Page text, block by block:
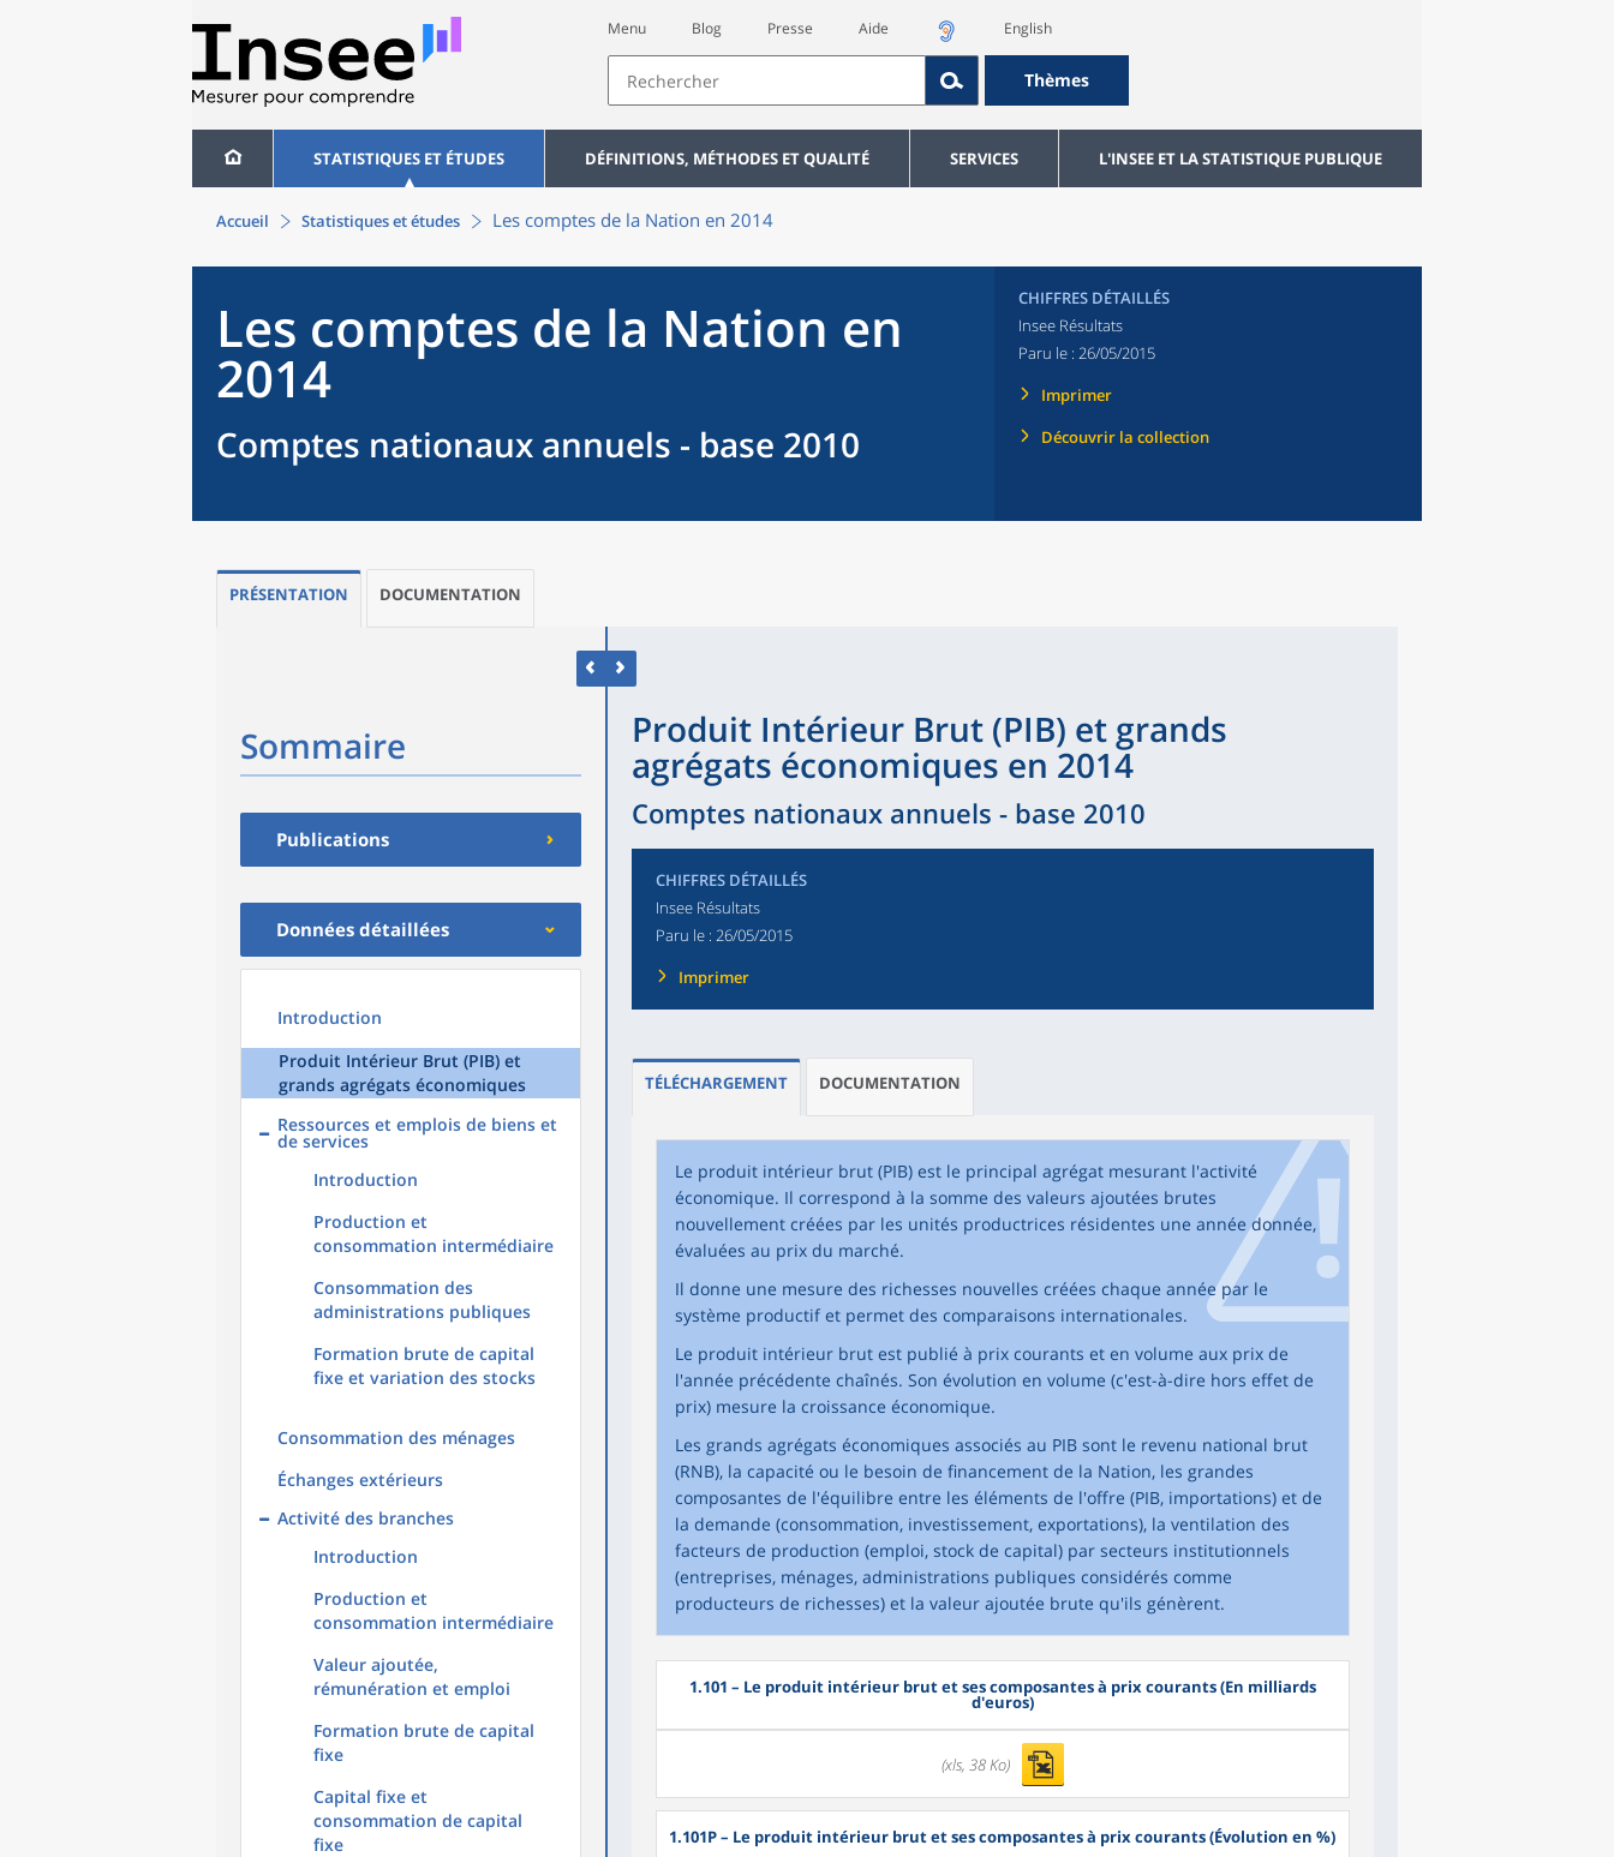
Menu Blog Presse Aide English
Thèmes
STATISTIQUES ET ÉTUDES DÉFINITIONS, MÉTHODES ET QUALITÉ SERVICES L'INSEE ET LA STATISTIQUE PUBLIQUE
Accueil Statistiques et études Les comptes de la Nation en 2014
Les comptes de la Nation en
2014
Comptes nationaux annuels - base 2010
CHIFFRES DÉTAILLÉS
Insee Résultats
Paru le : 26/05/2015
Imprimer
Découvrir la collection
PRÉSENTATION DOCUMENTATION
Sommaire
Publications
Données détaillées
Introduction
Produit Intérieur Brut (PIB) et
grands agrégats économiques
Ressources et emplois de biens et
de services
Introduction
Production et
consommation intermédiaire
Consommation des
administrations publiques
Formation brute de capital
fixe et variation des stocks
Consommation des ménages
Échanges extérieurs
Activité des branches
Introduction
Production et
consommation intermédiaire
Valeur ajoutée,
rémunération et emploi
Formation brute de capital
fixe
Capital fixe et
consommation de capital
fixe
Produit Intérieur Brut (PIB) et grands
agrégats économiques en 2014
Comptes nationaux annuels - base 2010
CHIFFRES DÉTAILLÉS
Insee Résultats
Paru le : 26/05/2015
Imprimer
TÉLÉCHARGEMENT DOCUMENTATION
Le produit intérieur brut (PIB) est le principal agrégat mesurant l'activité
économique. Il correspond à la somme des valeurs ajoutées brutes
nouvellement créées par les unités productrices résidentes une année donnée,
évaluées au prix du marché.
Il donne une mesure des richesses nouvelles créées chaque année par le
système productif et permet des comparaisons internationales.
Le produit intérieur brut est publié à prix courants et en volume aux prix de
l'année précédente chaînés. Son évolution en volume (c'est-à-dire hors effet de
prix) mesure la croissance économique.
Les grands agrégats économiques associés au PIB sont le revenu national brut
(RNB), la capacité ou le besoin de financement de la Nation, les grandes
composantes de l'équilibre entre les éléments de l'offre (PIB, importations) et de
la demande (consommation, investissement, exportations), la ventilation des
facteurs de production (emploi, stock de capital) par secteurs institutionnels
(entreprises, ménages, administrations publiques considérés comme
producteurs de richesses) et la valeur ajoutée brute qu'ils génèrent.
1.101 – Le produit intérieur brut et ses composantes à prix courants (En milliards
d'euros)
(xls, 38 Ko)
1.101P– Le produit intérieur brut et ses composantes à prix courants (Évolution en %)